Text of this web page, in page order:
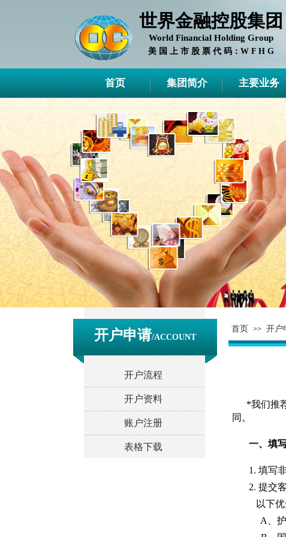
世界金融控股集团
World Financial Holding Group
美 国 上 市 股 票 代 码：W F H G
首页 集团简介 主要业务
开户申请/ACCOUNT
首页 >> 开户
开户流程
开户资料
账户注册
表格下载
*我们推
同。
一、填
1.填写
2.提交
以下优
A
、